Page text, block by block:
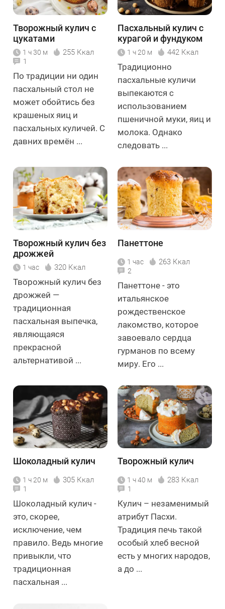
Творожный кулич с
цукатами
1 ч 30 м 255 Ккал
1
По традиции ни один
пасхальный стол не
может обойтись без
крашеных яиц и
пасхальных куличей. С
давних времён ...
Пасхальный кулич с
курагой и фундуком
1 ч 20 м 442 Ккал
Традиционно
пасхальные куличи
выпекаются с
использованием
пшеничной муки, яиц и
молока. Однако
следовать ...
Творожный кулич без
дрожжей
1 час 320 Ккал
Творожный кулич без
дрожжей —
традиционная
пасхальная выпечка,
являющаяся
прекрасной
альтернативой ...
Панеттоне
1 час 263 Ккал
2
Панеттоне - это
итальянское
рождественское
лакомство, которое
завоевало сердца
гурманов по всему
миру. Его ...
Шоколадный кулич
1 ч 20 м 305 Ккал
1
Шоколадный кулич -
это, скорее,
исключение, чем
правило. Ведь многие
привыкли, что
традиционная
пасхальная ...
Творожный кулич
1 ч 40 м 283 Ккал
1
Кулич – незаменимый
атрибут Пасхи.
Традиция печь такой
особый хлеб весной
есть у многих народов,
а до ...